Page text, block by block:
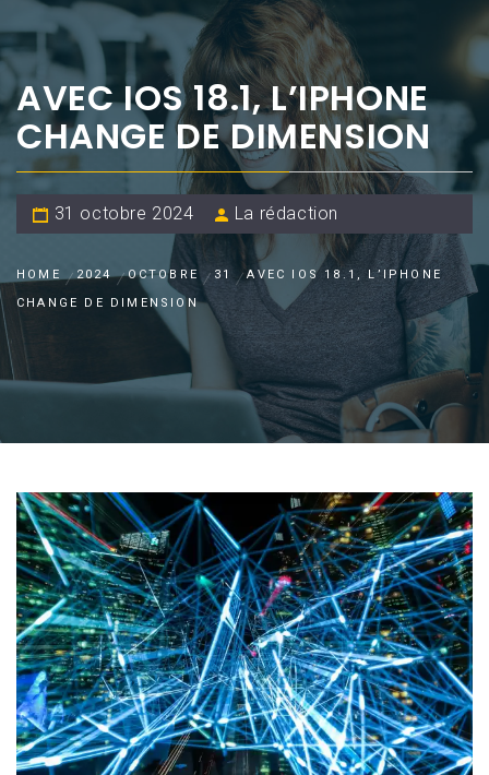
AVEC IOS 18.1, L’IPHONE
CHANGE DE DIMENSION
31 octobre 2024 La rédaction
HOME 2024 OCTOBRE 31
AVEC IOS 18.1, L’IPHONE
CHANGE DE DIMENSION